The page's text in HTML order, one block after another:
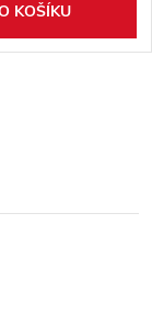
KOŠÍKU